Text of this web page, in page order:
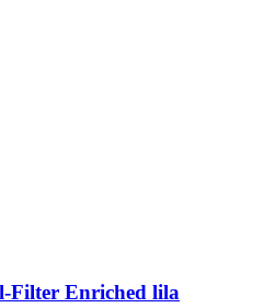
Filter Enriched lila